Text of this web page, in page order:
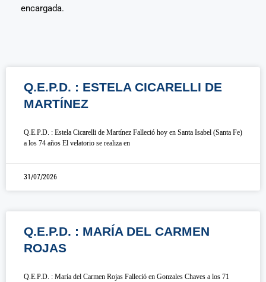
encargada.
Q.E.P.D. : ESTELA CICARELLI DE
MARTÍNEZ
Q.E.P.D. : Estela Cicarelli de Martínez Falleció hoy en Santa Isabel (Santa Fe)
a los 74 años El velatorio se realiza en
31/07/2026
Q.E.P.D. : MARÍA DEL CARMEN
ROJAS
Q.E.P.D. : María del Carmen Rojas Falleció en Gonzales Chaves a los 71